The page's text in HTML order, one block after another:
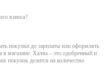
взноса?
покупки до зарплаты или оформлять
в магазине. Халва – это одобренный и
покупок делится на количество